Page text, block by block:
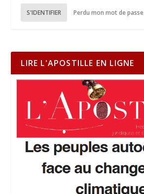
S'IDENTIFIER Perdu mon mot de passe
LIRE L'APOSTILLE EN LIGNE